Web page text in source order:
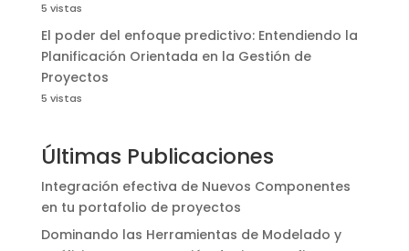
5 vistas
El poder del enfoque predictivo: Entendiendo la
Planificación Orientada en la Gestión de
Proyectos
5 vistas
Últimas Publicaciones
Integración efectiva de Nuevos Componentes
en tu portafolio de proyectos
Dominando las Herramientas de Modelado y